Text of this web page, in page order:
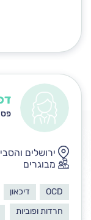
ירושלים
מבוגרים
OCD דיכאון
חרדות ופוביות